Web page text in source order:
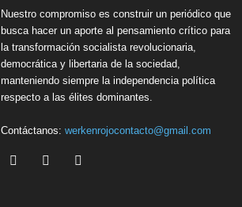
Nuestro compromiso es construir un periódico que
busca hacer un aporte al pensamiento crítico para
la transformación socialista revolucionaria,
democrática y libertaria de la sociedad,
manteniendo siempre la independencia política
respecto a las élites dominantes.
Contáctanos: werkenrojocontacto@gmail.com